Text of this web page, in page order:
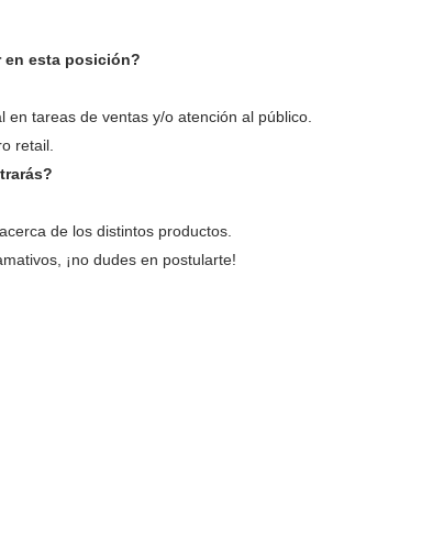
en esta posición?
tareas de ventas y/o atención al público.
retail.
de los distintos productos.
¡no dudes en postularte!